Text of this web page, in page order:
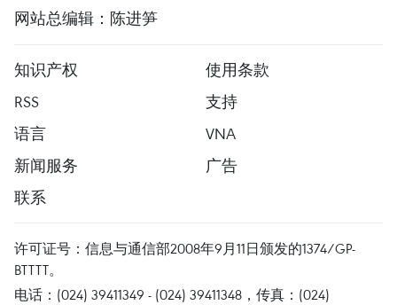
网站总编辑：陈进笋
知识产权
使用条款
RSS
支持
语言
VNA
新闻服务
广告
联系
许可证号：信息与通信部2008年9月11日颁发的1374/GP-
BTTTT。
电话：(024) 39411349 - (024) 39411348，传真：(024)